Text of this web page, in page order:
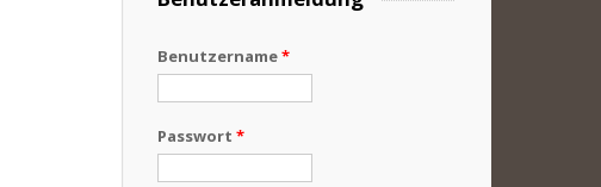
Benutzername*
Passwort *